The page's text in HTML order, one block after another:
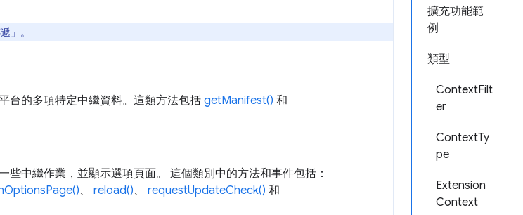
擴充功能範
例
類型
ContextFilt
er
ContextTy
pe
Extension
Context
」。
台的多項特定中繼資料。這類方法包括 getManifest() 和
些中繼作業，並顯示選項頁面。 這個類別中的方法和事件包括：
、 reload()、 requestUpdateCheck() 和